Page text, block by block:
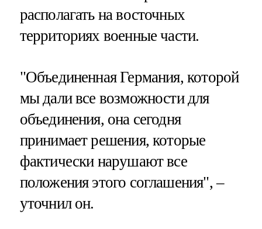
располагать на восточных
территориях военные части.
"Объединенная Германия, которой
мы дали все возможности для
объединения, она сегодня
принимает решения, которые
фактически нарушают все
положения этого соглашения", –
уточнил он.